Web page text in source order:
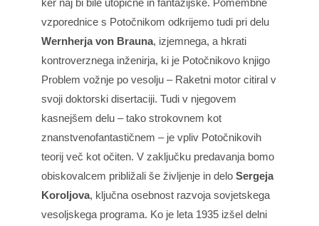
vzporednice s Potočnikom odkrijemo tudi pri delu
Wernherja von Brauna, izjemnega, a hkrati
kontroverznega inženirja, ki je Potočnikovo knjigo
Problem vožnje po vesolju – Raketni motor citiral v
svoji doktorski disertaciji. Tudi v njegovem
kasnejšem delu – tako strokovnem kot
znanstvenofantastičnem – je vpliv Potočnikovih
teorij več kot očiten. V zaključku predavanja bomo
obiskovalcem približali še življenje in deloSergeja
Koroljova, ključna osebnost razvoja sovjetskega
vesoljskega programa. Ko je leta 1935 izšel delni